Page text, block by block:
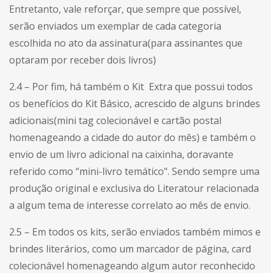
Entretanto, vale reforçar, que sempre que possível,
serão enviados um exemplar de cada categoria
escolhida no ato da assinatura(para assinantes que
optaram por receber dois livros)
2.4 – Por fim, há também o Kit Extra que possui todos
os benefícios do Kit Básico, acrescido de alguns brindes
adicionais(mini tag colecionável e cartão postal
homenageando a cidade do autor do mês) e também o
envio de um livro adicional na caixinha, doravante
referido como “mini-livro temático". Sendo sempre uma
produção original e exclusiva do Literatour relacionada
a algum tema de interesse correlato ao mês de envio.
2.5 – Em todos os kits, serão enviados também mimos e
brindes literários, como um marcador de página, card
colecionável homenageando algum autor reconhecido